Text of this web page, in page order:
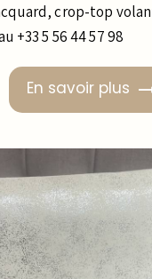
crop-top
+33 5 56 44 57 98
En savoir plus